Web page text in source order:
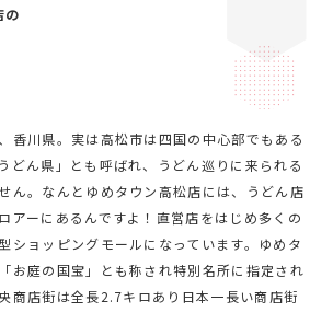
の
香川県。実は高松市は四国の中心部でもある
どん県」とも呼ばれ、うどん巡りに来られる
ん。なんとゆめタウン高松店には、うどん店
アーにあるんですよ！直営店をはじめ多くの
ショッピングモールになっています。ゆめタ
お庭の国宝」とも称され特別名所に指定され
商店街は全長2.7キロあり日本一長い商店街